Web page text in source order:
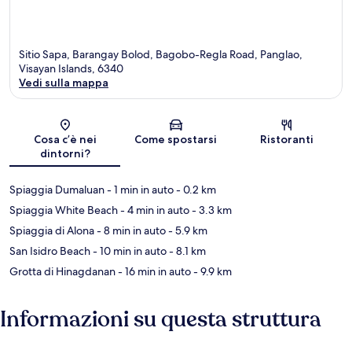
Sitio Sapa, Barangay Bolod, Bagobo-Regla Road, Panglao,
Visayan Islands, 6340
Vedi sulla mappa
Cosa c’è nei
dintorni?
Come spostarsi Ristoranti
Spiaggia Dumaluan- 1 min in auto- 0.2 km
Spiaggia White Beach- 4 min in auto- 3.3 km
Spiaggia di Alona- 8 min in auto- 5.9 km
San Isidro Beach- 10 min in auto- 8.1 km
Grotta di Hinagdanan- 16 min in auto- 9.9 km
Informazioni su questa struttura